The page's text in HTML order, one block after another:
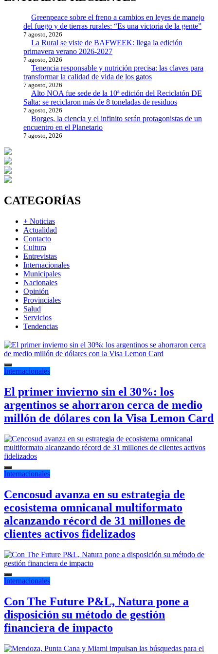
Greenpeace sobre el freno a cambios en leyes de manejo
del fuego y de tierras rurales: “Es una victoria de la gente”
7 agosto, 2026
La Rural se viste de BAFWEEK: llega la edición
primavera verano 2026-2027
7 agosto, 2026
Tenencia responsable y nutrición precisa: las claves para
transformar la calidad de vida de los gatos
7 agosto, 2026
Alto NOA fue sede de la 10ª edición del Reciclatón DE
Salta: se reciclaron más de 8 toneladas de residuos
7 agosto, 2026
Borges, la ciencia y el infinito serán protagonistas de un
encuentro en el Planetario
7 agosto, 2026
CATEGORÍAS
+ Noticias
Actualidad
Contacto
Cultura
Entrevistas
Internacionales
Municipales
Nacionales
Opinión
Provinciales
Salud
Servicios
Tendencias
Internacionales
El primer invierno sin el 30%: los
argentinos se ahorraron cerca de medio
millón de dólares con la Visa Lemon Card
Internacionales
Cencosud avanza en su estrategia de
ecosistema omnicanal multiformato
alcanzando récord de 31 millones de
clientes activos fidelizados
Internacionales
Con The Future P&L, Natura pone a
disposición su método de gestión
financiera de impacto